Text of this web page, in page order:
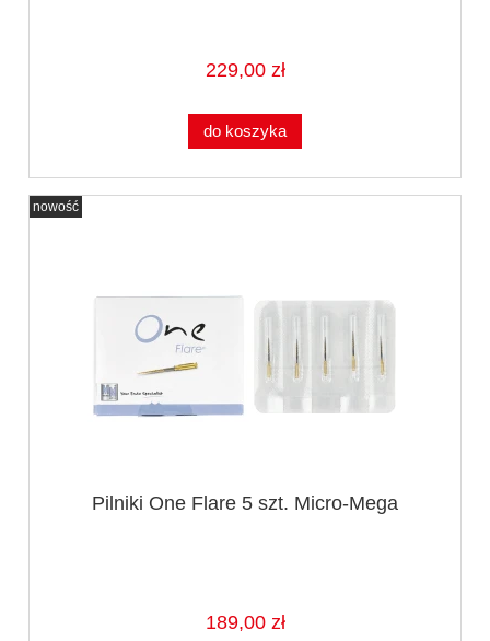
229,00 zł
do koszyka
Pilniki One Flare 5 szt. Micro-Mega
189,00 zł
nowość